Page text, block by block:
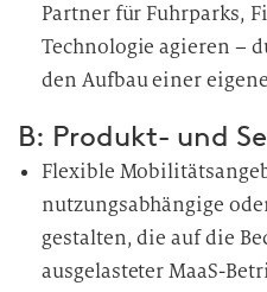
Partner für Fuhrparks,
Technologie agieren –
den Aufbau einer
B: Produkt- und
Flexible
nutzungsabhängige
gestalten, die auf die
ausgelasteter MaaS-